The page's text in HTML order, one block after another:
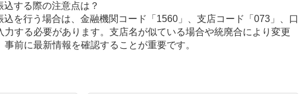
する際の注意点は？
を行う場合は、金融機関コード「1560」、支店コード「073」、口
力する必要があります。支店名が似ている場合や統廃合により変更
前に最新情報を確認することが重要です。